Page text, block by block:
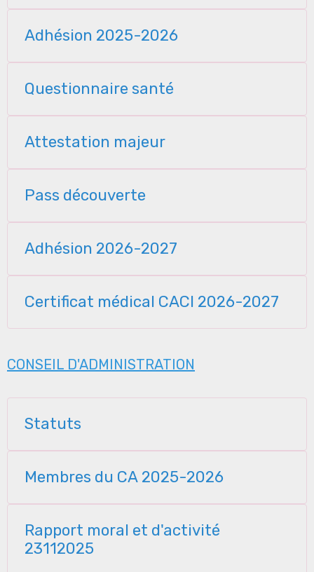
Adhésion 2025-2026
Questionnaire santé
Attestation majeur
Pass découverte
Adhésion 2026-2027
Certificat médical CACI 2026-2027
CONSEIL D'ADMINISTRATION
Statuts
Membres du CA 2025-2026
Rapport moral et d'activité
23112025